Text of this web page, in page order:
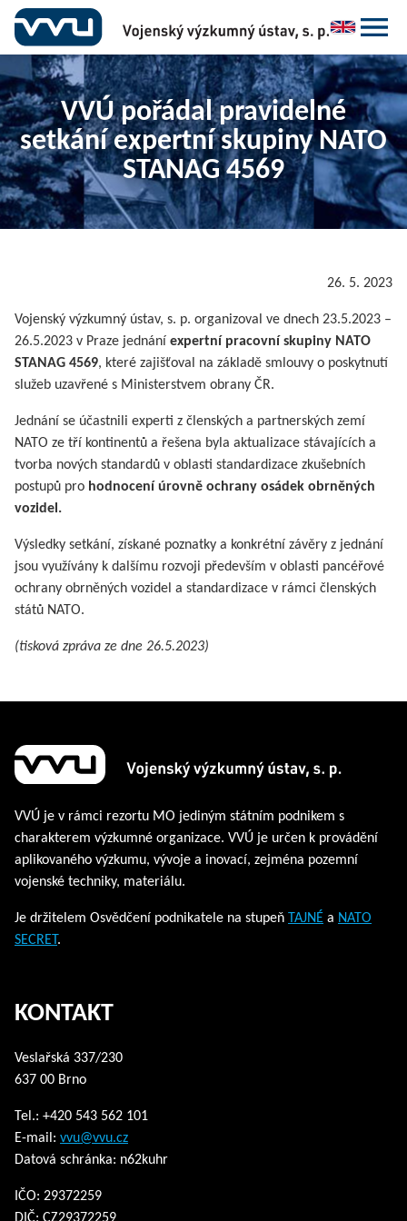
VVÚ pořádal pravidelné
setkání expertní skupiny NATO
STANAG 4569
26. 5. 2023
Vojenský výzkumný ústav, s. p. organizoval ve dnech 23.5.2023 –
26.5.2023 v Praze jednání expertní pracovní skupiny NATO
STANAG 4569, které zajišťoval na základě smlouvy o poskytnutí
služeb uzavřené s Ministerstvem obrany ČR.
Jednání se účastnili experti z členských a partnerských zemí
NATO ze tří kontinentů a řešena byla aktualizace stávajících a
tvorba nových standardů v oblasti standardizace zkušebních
postupů pro hodnocení úrovně ochrany osádek obrněných
vozidel.
Výsledky setkání, získané poznatky a konkrétní závěry z jednání
jsou využívány k dalšímu rozvoji především v oblasti pancéřové
ochrany obrněných vozidel a standardizace v rámci členských
států NATO.
(tisková zpráva ze dne 26.5.2023)
VVÚ je v rámci rezortu MO jediným státním podnikem s
charakterem výzkumné organizace. VVÚ je určen k provádění
aplikovaného výzkumu, vývoje a inovací, zejména pozemní
vojenské techniky, materiálu.
Je držitelem Osvědčení podnikatele na stupeň TAJNÉ a NATO
SECRET.
KONTAKT
Veslařská 337/230
637 00 Brno
Tel.: +420 543 562 101
E-mail: vvu@vvu.cz
Datová schránka: n62kuhr
IČO: 29372259
DIČ: CZ29372259